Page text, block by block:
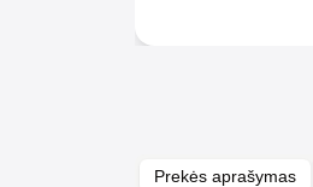
Prekės aprašymas